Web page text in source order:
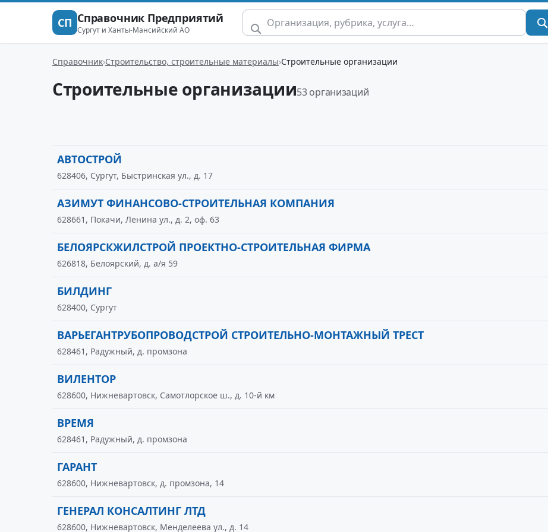
СП Справочник Предприятий
Сургут и Ханты-Мансийский АО
Справочник Строительство, строительные материалы Строительные организации
Строительные организации53 организаций
АВТОСТРОЙ
628406, Сургут, Быстринская ул., д. 17
АЗИМУТ ФИНАНСОВО-СТРОИТЕЛЬНАЯ КОМПАНИЯ
628661, Покачи, Ленина ул., д. 2, оф. 63
БЕЛОЯРСКЖИЛСТРОЙ ПРОЕКТНО-СТРОИТЕЛЬНАЯ ФИРМА
626818, Белоярский, д. а/я 59
БИЛДИНГ
628400, Сургут
ВАРЬЕГАНТРУБОПРОВОДСТРОЙ СТРОИТЕЛЬНО-МОНТАЖНЫЙ ТРЕСТ
628461, Радужный, д. промзона
ВИЛЕНТОР
628600, Нижневартовск, Самотлорское ш., д. 10-й км
ВРЕМЯ
628461, Радужный, д. промзона
ГАРАНТ
628600, Нижневартовск, д. промзона, 14
ГЕНЕРАЛ КОНСАЛТИНГ ЛТД
628600, Нижневартовск, Менделеева ул., д. 14